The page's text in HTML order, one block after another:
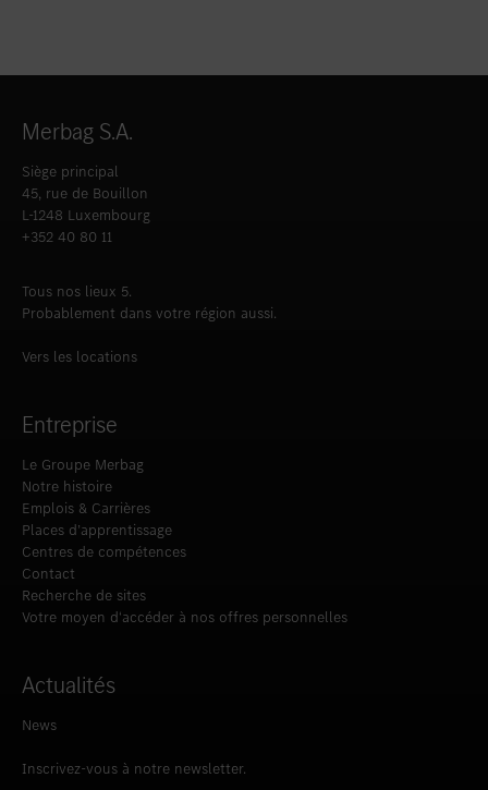
Merbag S.A.
Siège principal
45, rue de Bouillon
L-1248 Luxembourg
+352 40 80 11
Tous nos lieux 5.
Probablement dans votre région aussi.
Vers les locations
Entreprise
Le Groupe Merbag
Notre histoire
Emplois & Carrières
Places d’apprentissage
Centres de compétences
Contact
Recherche de sites
Votre moyen d‘accéder à nos offres personnelles
Actualités
News
Inscrivez-vous à notre newsletter.